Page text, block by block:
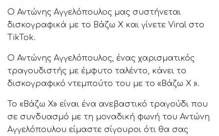
Ο Αντώνης Αγγελόπουλος μας συστήνεται
δισκογραφικά με το Βάζω Χ και γίνετε Viral στο
TikTok.
Ο Αντώνης Αγγελόπουλος, ένας χαρισματικός
τραγουδιστής με έμφυτο ταλέντο, κάνει το
δισκογραφικό ντεμπούτο του με το «Βάζω Χ ».
Το «Βάζω Χ» είναι ένα ανεβαστικό τραγούδι που
σε συνδυασμό με τη μοναδική φωνή του Αντώνη
Αγγελόπουλου είμαστε σίγουροι ότι θα σας